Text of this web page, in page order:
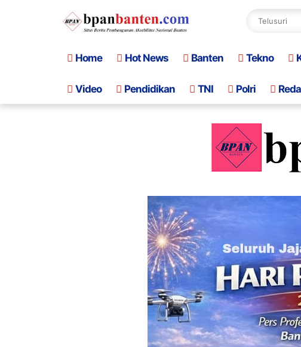
Home Hot News Banten Tekno
Video Pendidikan TNI Polri